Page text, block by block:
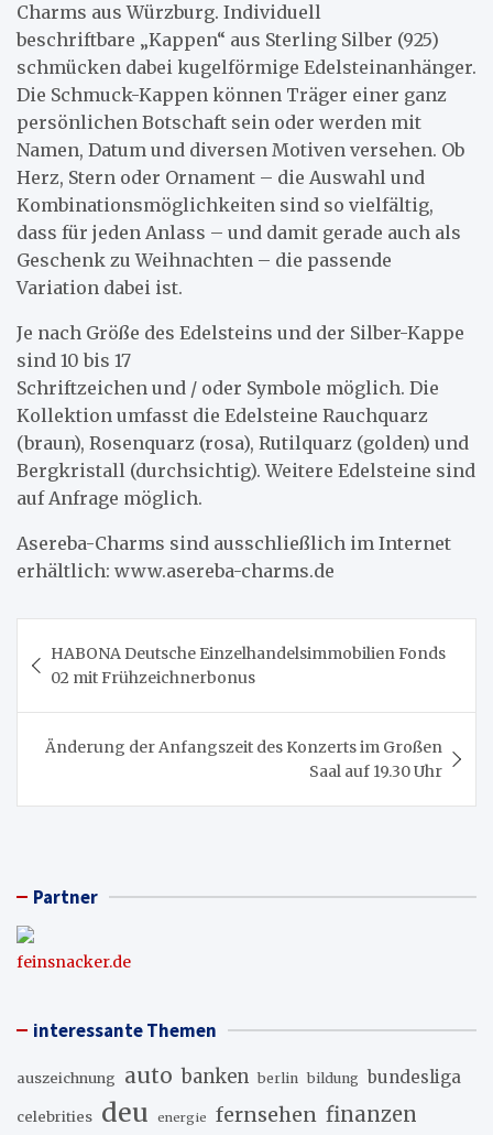
Charms aus Würzburg. Individuell
beschriftbare „Kappen“ aus Sterling Silber (925)
schmücken dabei kugelförmige Edelsteinanhänger.
Die Schmuck-Kappen können Träger einer ganz
persönlichen Botschaft sein oder werden mit
Namen, Datum und diversen Motiven versehen. Ob
Herz, Stern oder Ornament – die Auswahl und
Kombinationsmöglichkeiten sind so vielfältig,
dass für jeden Anlass – und damit gerade auch als
Geschenk zu Weihnachten – die passende
Variation dabei ist.
Je nach Größe des Edelsteins und der Silber-Kappe
sind 10 bis 17
Schriftzeichen und / oder Symbole möglich. Die
Kollektion umfasst die Edelsteine Rauchquarz
(braun), Rosenquarz (rosa), Rutilquarz (golden) und
Bergkristall (durchsichtig). Weitere Edelsteine sind
auf Anfrage möglich.
Asereba-Charms sind ausschließlich im Internet
erhältlich: www.asereba-charms.de
HABONA Deutsche Einzelhandelsimmobilien Fonds
02 mit Frühzeichnerbonus
Änderung der Anfangszeit des Konzerts im Großen
Saal auf 19.30 Uhr
Partner
feinsnacker.de
interessante Themen
auszeichnung auto banken berlin bildung bundesliga
celebrities deu energie fernsehen finanzen